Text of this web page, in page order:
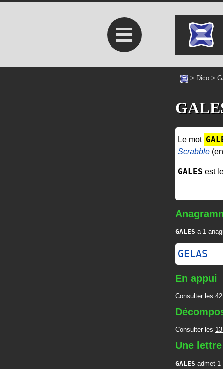
≡
> Dico >
Le mot
Scrabble
GALES est
GALES a 1
GELAS
En appui
Consulter les
Consulter les
Une
GALES admet 1